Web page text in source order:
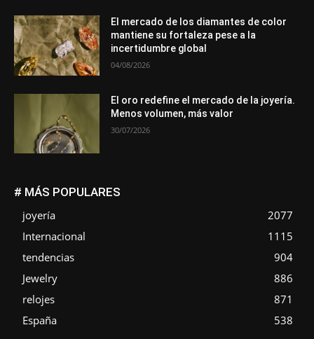
El mercado de los diamantes de color
mantiene su fortaleza pese a la
incertidumbre global
04/08/2026
El oro redefine el mercado de la joyería.
Menos volumen, más valor
30/07/2026
# MÁS POPULARES
joyería
2077
Internacional
1115
tendencias
904
Jewelry
886
relojes
871
España
538